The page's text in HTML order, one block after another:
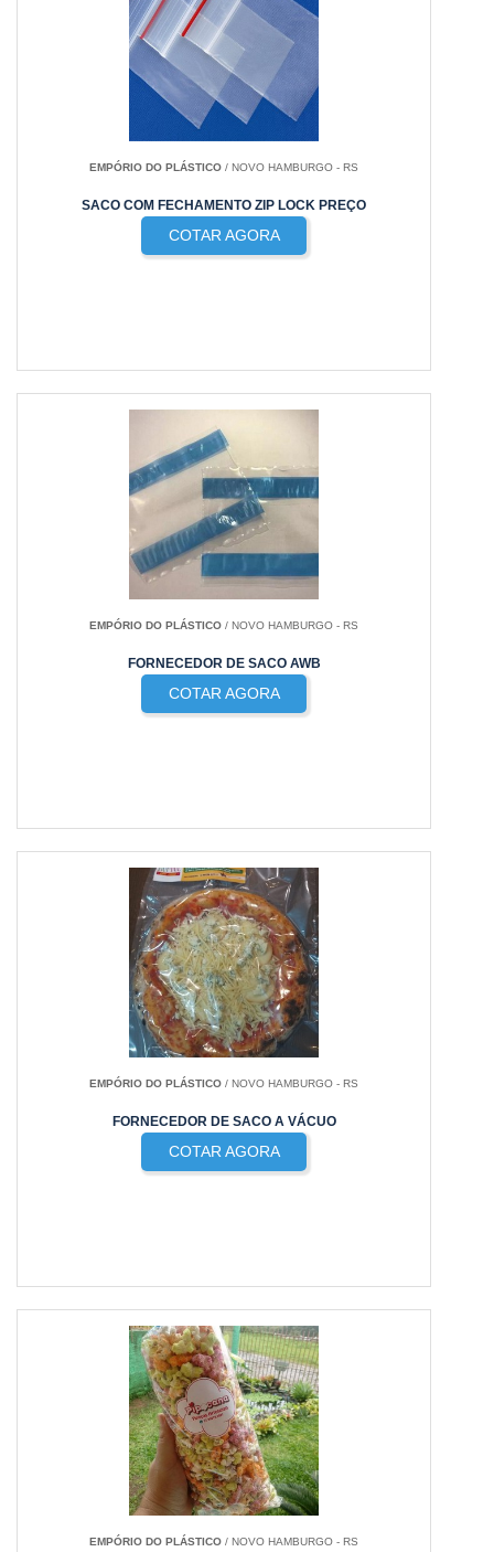
EMPÓRIO DO PLÁSTICO / NOVO HAMBURGO - RS
SACO COM FECHAMENTO ZIP LOCK PREÇO
COTAR AGORA
EMPÓRIO DO PLÁSTICO / NOVO HAMBURGO - RS
FORNECEDOR DE SACO AWB
COTAR AGORA
EMPÓRIO DO PLÁSTICO / NOVO HAMBURGO - RS
FORNECEDOR DE SACO A VÁCUO
COTAR AGORA
EMPÓRIO DO PLÁSTICO / NOVO HAMBURGO - RS